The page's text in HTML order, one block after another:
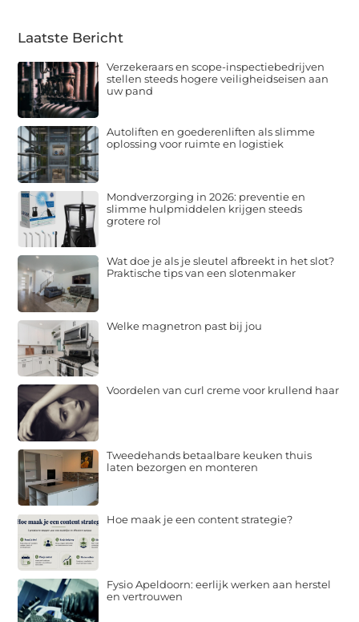
Laatste Bericht
Verzekeraars en scope-inspectiebedrijven
stellen steeds hogere veiligheidseisen aan
uw pand
Autoliften en goederenliften als slimme
oplossing voor ruimte en logistiek
Mondverzorging in 2026: preventie en
slimme hulpmiddelen krijgen steeds
grotere rol
Wat doe je als je sleutel afbreekt in het slot?
Praktische tips van een slotenmaker
Welke magnetron past bij jou
Voordelen van curl creme voor krullend haar
Tweedehands betaalbare keuken thuis
laten bezorgen en monteren
Hoe maak je een content strategie?
Fysio Apeldoorn: eerlijk werken aan herstel
en vertrouwen